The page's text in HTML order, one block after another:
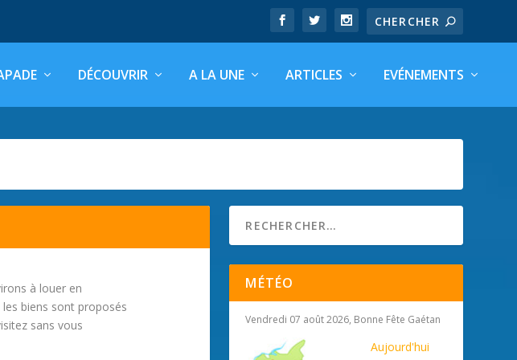
DÉCOUVRIR A LA UNE ARTICLES EVÉNEMENTS
à louer en
biens sont proposés
sans vous
MÉTÉO
Vendredi 07 août 2026, Bonne Fête Gaétan
Aujourd'hui